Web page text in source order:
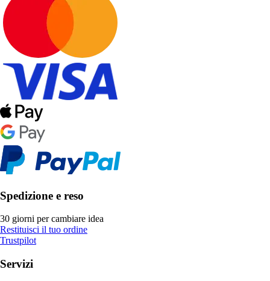
Spedizione e reso
30 giorni per cambiare idea
Restituisci il tuo ordine
Trustpilot
Servizi